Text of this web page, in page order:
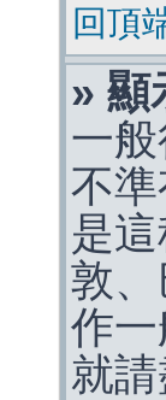
回頂
» 顯
一
不
是
敦
作
就請